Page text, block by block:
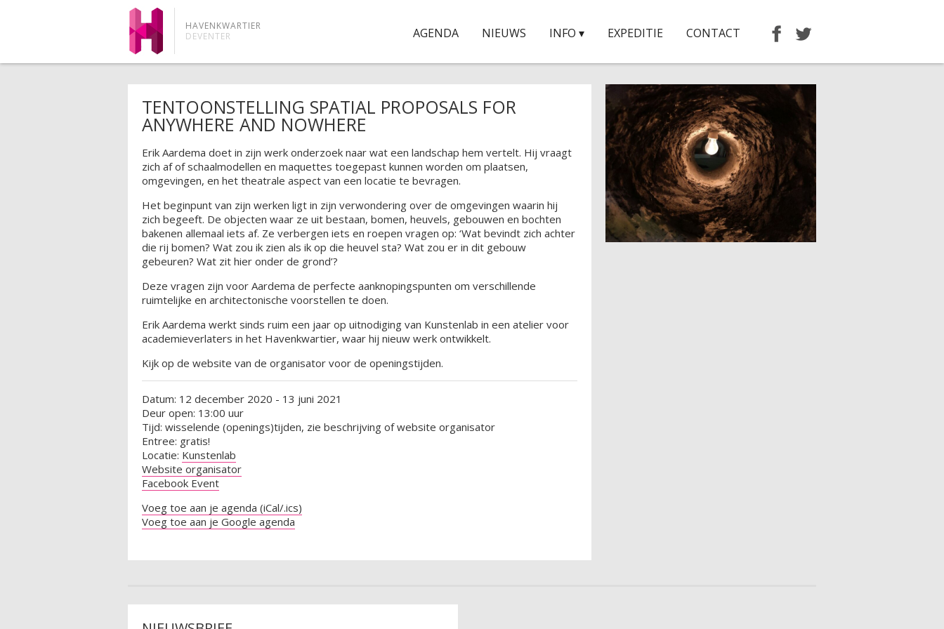
HAVENKWARTIER
DEVENTER
AGENDA NIEUWS INFO ▾ EXPEDITIE CONTACT
TENTOONSTELLING SPATIAL PROPOSALS FOR
ANYWHERE AND NOWHERE
Erik Aardema doet in zijn werk onderzoek naar wat een landschap hem vertelt. Hij vraagt
zich af of schaalmodellen en maquettes toegepast kunnen worden om plaatsen,
omgevingen, en het theatrale aspect van een locatie te bevragen.
Het beginpunt van zijn werken ligt in zijn verwondering over de omgevingen waarin hij
zich begeeft. De objecten waar ze uit bestaan, bomen, heuvels, gebouwen en bochten
bakenen allemaal iets af. Ze verbergen iets en roepen vragen op: ‘Wat bevindt zich achter
die rij bomen? Wat zou ik zien als ik op die heuvel sta? Wat zou er in dit gebouw
gebeuren? Wat zit hier onder de grond’?
Deze vragen zijn voor Aardema de perfecte aanknopingspunten om verschillende
ruimtelijke en architectonische voorstellen te doen.
Erik Aardema werkt sinds ruim een jaar op uitnodiging van Kunstenlab in een atelier voor
academieverlaters in het Havenkwartier, waar hij nieuw werk ontwikkelt.
Kijk op de website van de organisator voor de openingstijden.
Datum: 12 december 2020 - 13 juni 2021
Deur open: 13:00 uur
Tijd: wisselende (openings)tijden, zie beschrijving of website organisator
Entree: gratis!
Locatie: Kunstenlab
Website organisator
Facebook Event
Voeg toe aan je agenda (iCal/.ics)
Voeg toe aan je Google agenda